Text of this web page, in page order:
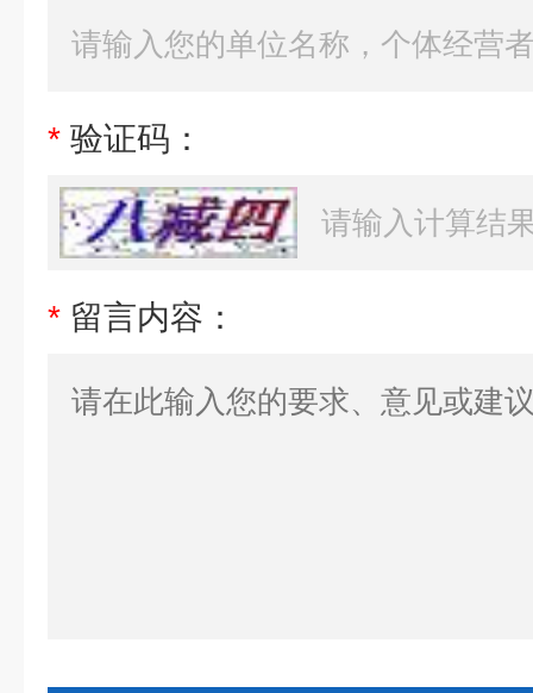
* 验证码：
* 留言内容：